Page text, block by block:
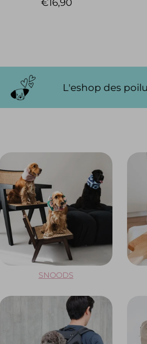
€16,90
poilus gâtés... et des
SNOODS